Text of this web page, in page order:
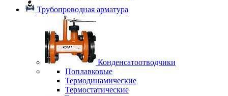
Трубопроводная арматура
Конденсатоотводчики
Поплавковые
Термодинамические
Термостатические